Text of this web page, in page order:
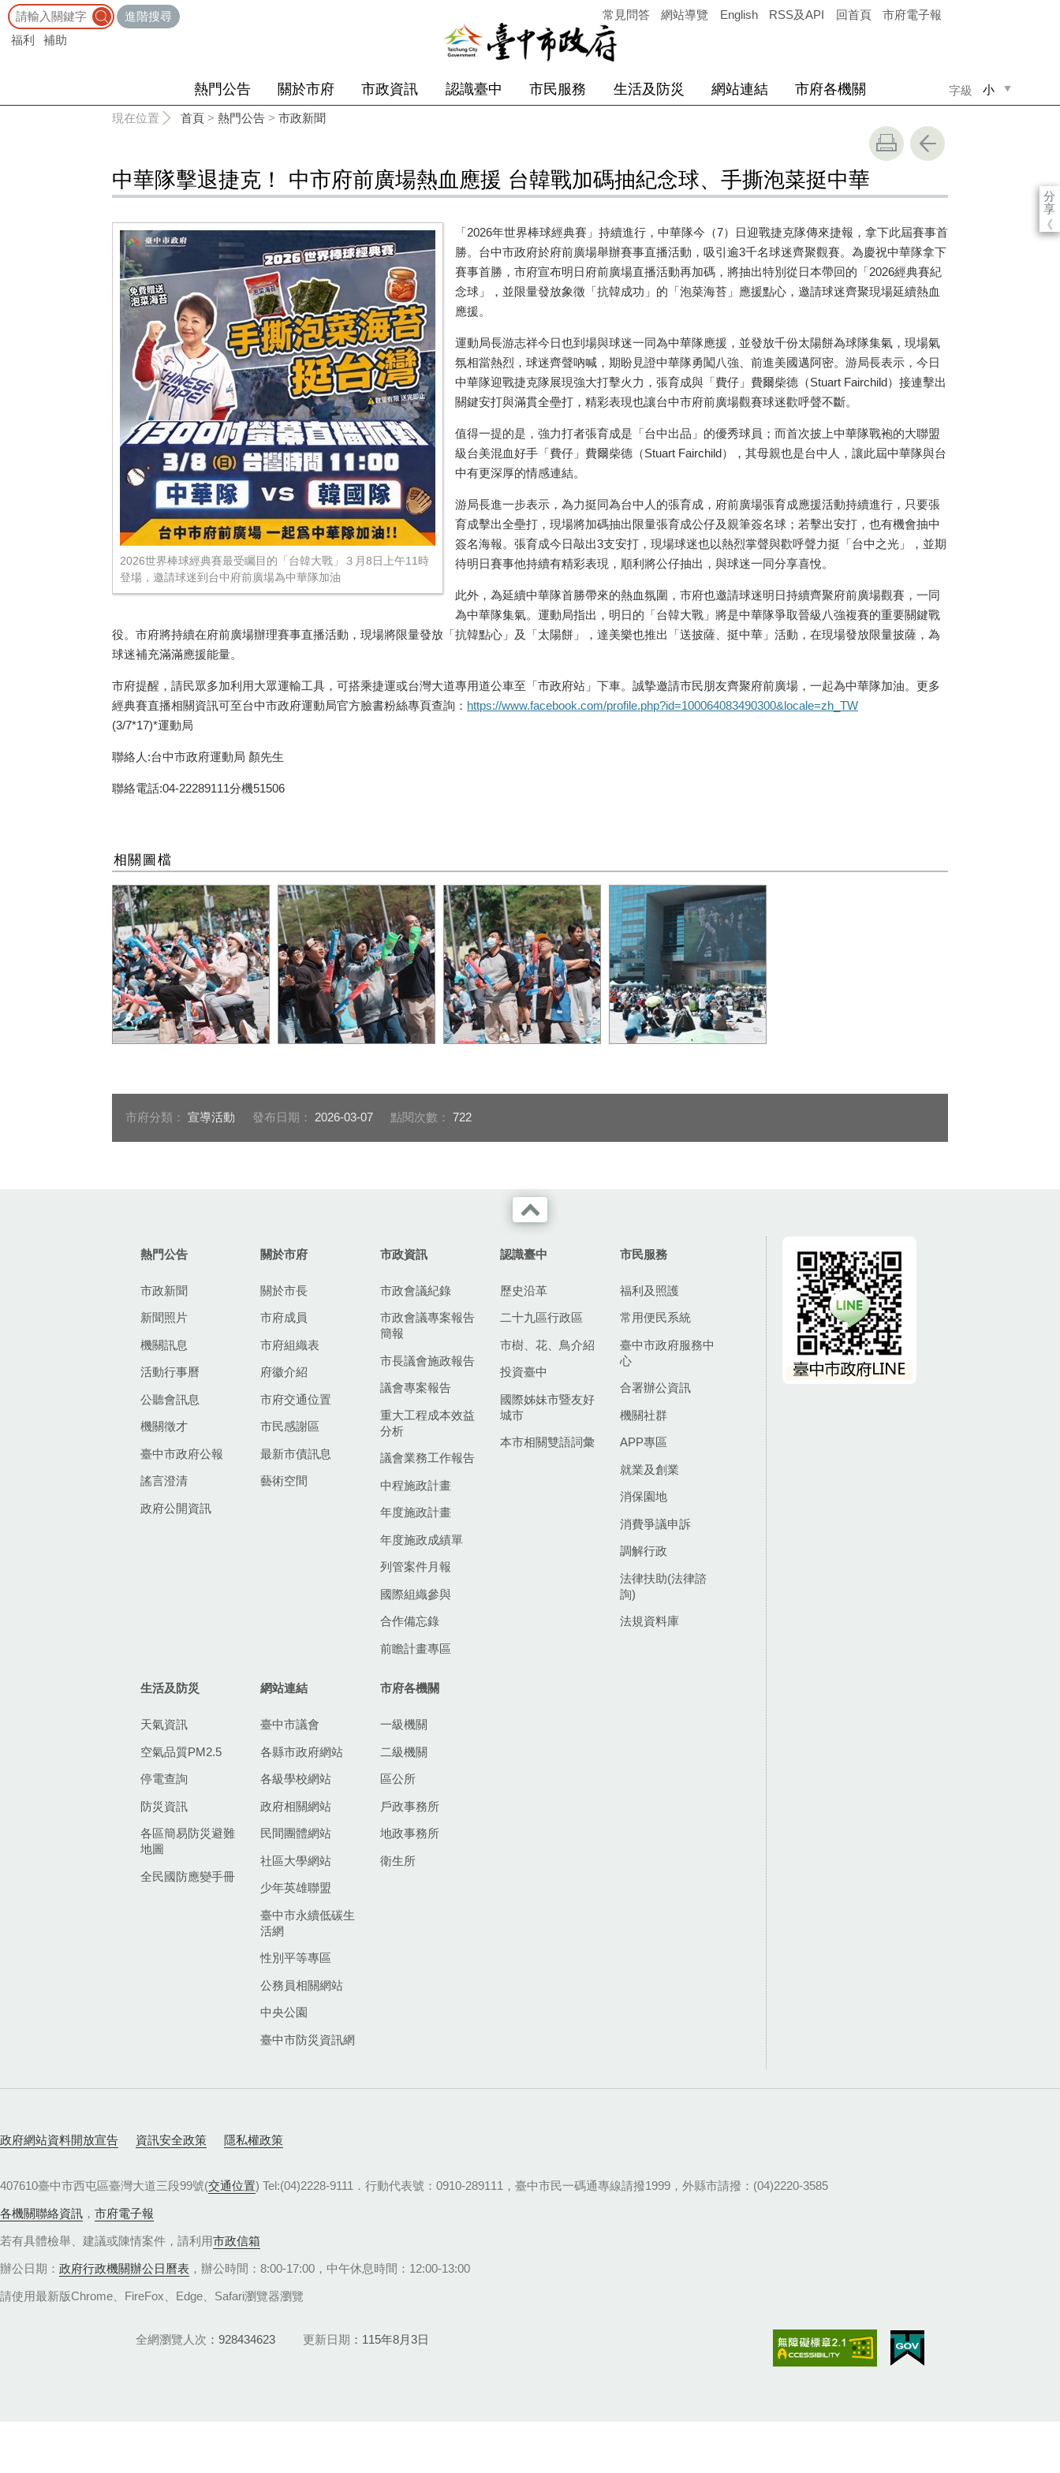
進階搜尋
福利
補助
常見問答 網站導覽 English RSS及API 回首頁 市府電子報
字級 小
熱門公告 關於市府 市政資訊 認識臺中 市民服務 生活及防災 網站連結 市府各機關
現在位置 首頁 > 熱門公告 > 市政新聞
分
享
《
中華隊擊退捷克！ 中市府前廣場熱血應援 台韓戰加碼抽紀念球、手撕泡菜挺中華
2026世界棒球經典賽最受矚目的「台韓大戰」３月8日上午11時
登場，邀請球迷到台中府前廣場為中華隊加油
「2026年世界棒球經典賽」持續進行，中華隊今（7）日迎戰捷克隊傳來捷報，拿下此屆賽事首
勝。台中市政府於府前廣場舉辦賽事直播活動，吸引逾3千名球迷齊聚觀賽。為慶祝中華隊拿下
賽事首勝，市府宣布明日府前廣場直播活動再加碼，將抽出特別從日本帶回的「2026經典賽紀
念球」，並限量發放象徵「抗韓成功」的「泡菜海苔」應援點心，邀請球迷齊聚現場延續熱血
應援。
運動局長游志祥今日也到場與球迷一同為中華隊應援，並發放千份太陽餅為球隊集氣，現場氣
氛相當熱烈，球迷齊聲吶喊，期盼見證中華隊勇闖八強、前進美國邁阿密。游局長表示，今日
中華隊迎戰捷克隊展現強大打擊火力，張育成與「費仔」費爾柴德（Stuart Fairchild）接連擊出
關鍵安打與滿貫全壘打，精彩表現也讓台中市府前廣場觀賽球迷歡呼聲不斷。
值得一提的是，強力打者張育成是「台中出品」的優秀球員；而首次披上中華隊戰袍的大聯盟
級台美混血好手「費仔」費爾柴德（Stuart Fairchild），其母親也是台中人，讓此屆中華隊與台
中有更深厚的情感連結。
游局長進一步表示，為力挺同為台中人的張育成，府前廣場張育成應援活動持續進行，只要張
育成擊出全壘打，現場將加碼抽出限量張育成公仔及親筆簽名球；若擊出安打，也有機會抽中
簽名海報。張育成今日敲出3支安打，現場球迷也以熱烈掌聲與歡呼聲力挺「台中之光」，並期
待明日賽事他持續有精彩表現，順利將公仔抽出，與球迷一同分享喜悅。
此外，為延續中華隊首勝帶來的熱血氛圍，市府也邀請球迷明日持續齊聚府前廣場觀賽，一同
為中華隊集氣。運動局指出，明日的「台韓大戰」將是中華隊爭取晉級八強複賽的重要關鍵戰
役。市府將持續在府前廣場辦理賽事直播活動，現場將限量發放「抗韓點心」及「太陽餅」，達美樂也推出「送披薩、挺中華」活動，在現場發放限量披薩，為
球迷補充滿滿應援能量。
市府提醒，請民眾多加利用大眾運輸工具，可搭乘捷運或台灣大道專用道公車至「市政府站」下車。誠摯邀請市民朋友齊聚府前廣場，一起為中華隊加油。更多
經典賽直播相關資訊可至台中市政府運動局官方臉書粉絲專頁查詢： https://www.facebook.com/profile.php?id=100064083490300&locale=zh_TW
(3/7*17)*運動局
聯絡人:台中市政府運動局 顏先生
聯絡電話:04-22289111分機51506
相關圖檔
加油，球迷不畏豔陽大聲應
援
事，讓府前廣場再度化身直
市府分類： 宣導活動 發布日期： 2026-03-07 點閱次數： 722
熱門公告
市政新聞
新聞照片
機關訊息
活動行事曆
公聽會訊息
機關徵才
臺中市政府公報
謠言澄清
政府公開資訊
關於市府
關於市長
市府成員
市府組織表
府徽介紹
市府交通位置
市民感謝區
最新市債訊息
藝術空間
市政資訊
市政會議紀錄
市政會議專案報告
簡報
市長議會施政報告
議會專案報告
重大工程成本效益
分析
議會業務工作報告
中程施政計畫
年度施政計畫
年度施政成績單
列管案件月報
國際組織參與
合作備忘錄
前瞻計畫專區
認識臺中
歷史沿革
二十九區行政區
市樹、花、鳥介紹
投資臺中
國際姊妹市暨友好
城市
本市相關雙語詞彙
市民服務
福利及照護
常用便民系統
臺中市政府服務中
心
合署辦公資訊
機關社群
APP專區
就業及創業
消保園地
消費爭議申訴
調解行政
法律扶助(法律諮
詢)
法規資料庫
生活及防災
天氣資訊
空氣品質PM2.5
停電查詢
防災資訊
各區簡易防災避難
地圖
全民國防應變手冊
網站連結
臺中市議會
各縣市政府網站
各級學校網站
政府相關網站
民間團體網站
社區大學網站
少年英雄聯盟
臺中市永續低碳生
活網
性別平等專區
公務員相關網站
中央公園
臺中市防災資訊網
市府各機關
一級機關
二級機關
區公所
戶政事務所
地政事務所
衛生所
政府網站資料開放宣告 資訊安全政策 隱私權政策
407610臺中市西屯區臺灣大道三段99號(交通位置) Tel:(04)2228-9111．行動代表號：0910-289111，臺中市民一碼通專線請撥1999，外縣市請撥：(04)2220-3585
各機關聯絡資訊 ， 市府電子報
若有具體檢舉、建議或陳情案件，請利用市政信箱
辦公日期： 政府行政機關辦公日曆表 ，辦公時間：8:00-17:00，中午休息時間：12:00-13:00
請使用最新版Chrome、FireFox、Edge、Safari瀏覽器瀏覽
全網瀏覽人次 928434623 更新日期 115年8月3日